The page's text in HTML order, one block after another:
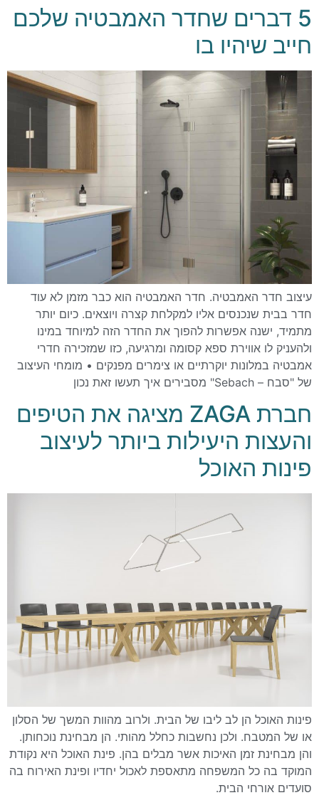
5 דברים שחדר האמבטיה שלכם
חייב שיהיו בו
עיצוב חדר האמבטיה. חדר האמבטיה הוא כבר מזמן לא עוד
חדר בבית שנכנסים אליו למקלחת קצרה ויוצאים. כיום יותר
מתמיד, ישנה אפשרות להפוך את החדר הזה למיוחד במינו
ולהעניק לו אווירת ספא קסומה ומרגיעה, כזו שמזכירה חדרי
אמבטיה במלונות יוקרתיים או צימרים מפנקים • מומחי העיצוב
של "סבח – Sebach" מסבירים איך תעשו זאת נכון
חברת ZAGA מציגה את הטיפים
והעצות היעילות ביותר לעיצוב
פינות האוכל
פינות האוכל הן לב ליבו של הבית. ולרוב מהוות המשך של הסלון
או של המטבח. ולכן נחשבות כחלל מהותי. הן מבחינת נוכחותן.
והן מבחינת זמן האיכות אשר מבלים בהן. פינת האוכל היא נקודת
המוקד בה כל המשפחה מתאספת לאכול יחדיו ופינת האירוח בה
סועדים אורחי הבית.